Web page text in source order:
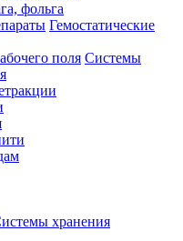
фольга
Гемостатические
Системы
хранения